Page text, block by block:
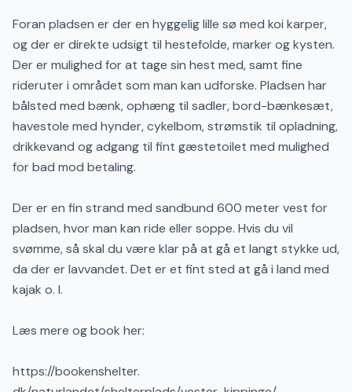
Foran pladsen er der en hyggelig lille sø med koi karper,
og der er direkte udsigt til hestefolde, marker og kysten.
Der er mulighed for at tage sin hest med, samt fine
rideruter i området som man kan udforske. Pladsen har
bålsted med bænk, ophæng til sadler, bord-bænkesæt,
havestole med hynder, cykelbom, strømstik til opladning,
drikkevand og adgang til fint gæstetoilet med mulighed
for bad mod betaling.
Der er en fin strand med sandbund 600 meter vest for
pladsen, hvor man kan ride eller soppe. Hvis du vil
svømme, så skal du være klar på at gå et langt stykke ud,
da der er lavvandet. Det er et fint sted at gå i land med
kajak o. l.
Læs mere og book her:
https://bookenshelter.